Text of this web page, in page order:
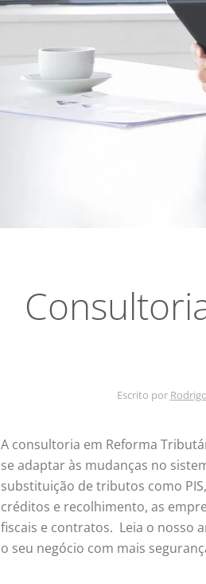
Escrito por
A consultoria em Reforma
se adaptar às mudanças no
substituição de tributos como PIS,
créditos e recolhimento, as
fiscais e contratos. Leia o nosso
o seu negócio com mais